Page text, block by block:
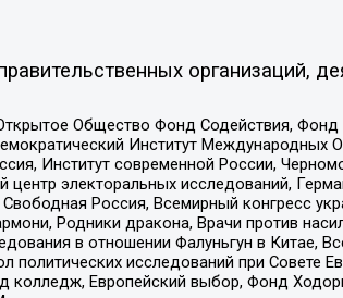
организаций,
Общество Фонд Содействия,
Институт Международных
Институт современной России,
электоральных исследований,
Россия, Всемирный конгресс
Родники дракона, Врачи против
в отношении Фалуньгун в Китае,
политических исследований при Совете
колледж, Европейский выбор, Фонд